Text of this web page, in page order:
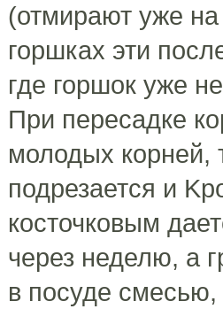
(отмирают уже
горшках эти
где горшок уже
При пересадке
молодых корней,
подрезается и
косточковым
через неделю, а
в посуде